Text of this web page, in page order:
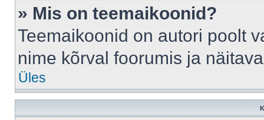
» Mis on teemaikoonid?
Teemaikoonid on autori poolt
nime kõrval foorumis ja
Üles